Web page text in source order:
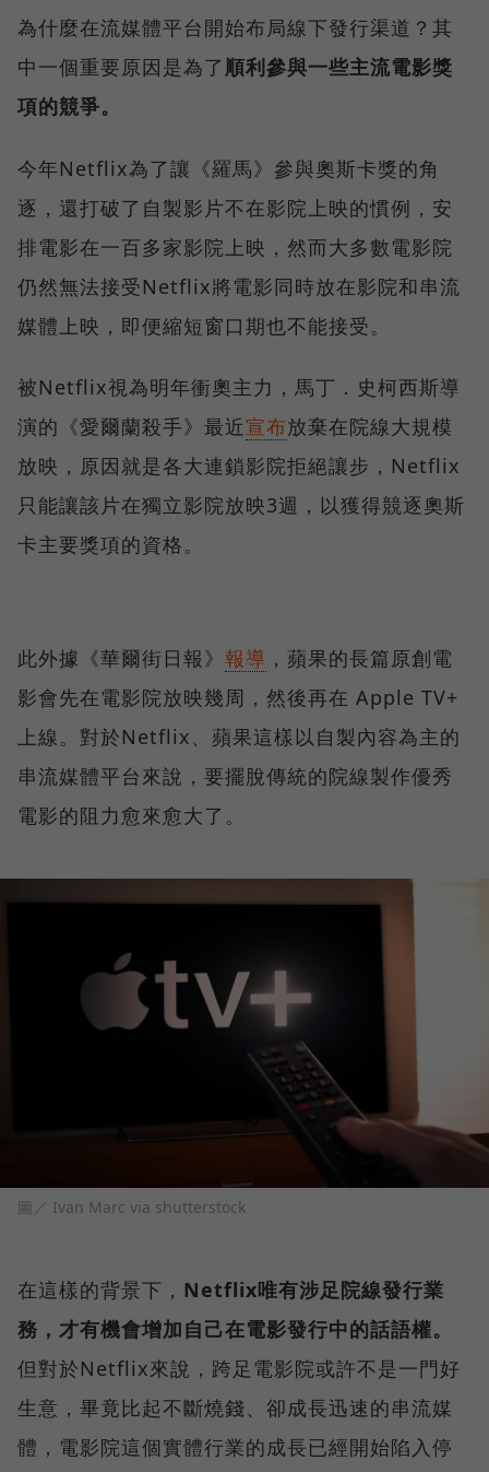
為什麼在流媒體平台開始布局線下發行渠道？其
中一個重要原因是為了 順利參與一些主流電影獎
項的競爭。
今年Netflix為了讓《羅馬》參與奧斯卡獎的角
逐，還打破了自製影片不在影院上映的慣例，安
排電影在一百多家影院上映，然而大多數電影院
仍然無法接受Netflix將電影同時放在影院和串流
媒體上映，即便縮短窗口期也不能接受。
被Netflix視為明年衝奧主力，馬丁．史柯西斯導
演的《愛爾蘭殺手》最近宣布放棄在院線大規模
放映，原因就是各大連鎖影院拒絕讓步，Netflix
只能讓該片在獨立影院放映3週，以獲得競逐奧斯
卡主要獎項的資格。
此外據《華爾街日報》 報導 ，蘋果的長篇原創電
影會先在電影院放映幾周，然後再在 Apple TV+
上線。對於Netflix、蘋果這樣以自製內容為主的
串流媒體平台來說，要擺脫傳統的院線製作優秀
電影的阻力愈來愈大了。
圖／ Ivan Marc via shutterstock
在這樣的背景下， Netflix唯有涉足院線發行業
務，才有機會增加自己在電影發行中的話語權。
但對於Netflix來說，跨足電影院或許不是一門好
生意，畢竟比起不斷燒錢、卻成長迅速的串流媒
體，電影院這個實體行業的成長已經開始陷入停